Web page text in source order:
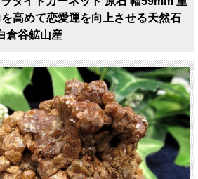
高めて恋愛運を向上させる天然石
倉谷鉱山産